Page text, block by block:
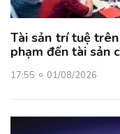
Tài sản trí tuệ
phạm đến tài sản
17:55 01/08/2026